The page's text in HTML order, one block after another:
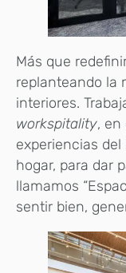
Más que
replanteando la
interiores.
workspitality, en
experiencias
hogar, para dar
llamamos
sentir bien,